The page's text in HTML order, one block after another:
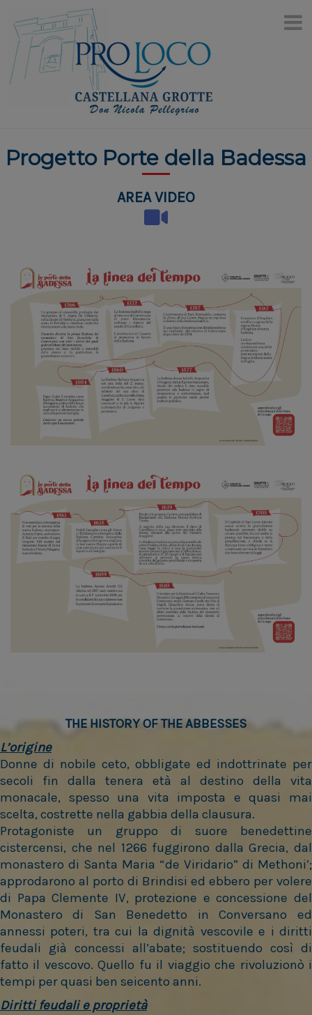
content
Progetto Porte della Badessa
AREA VIDEO
THE HISTORY OF THE ABBESSES
L’origine
Donne di nobile ceto, obbligate ed indottrinate per
secoli fin dalla tenera età al destino della vita
monacale, spesso una vita imposta e quasi mai
scelta, costrette nella gabbia della clausura.
Protagoniste un gruppo di suore benedettine
cistercensi, che nel 1266 fuggirono dalla Grecia, dal
monastero di Santa Maria “de Viridario” di Methoni’;
approdarono al porto di Brindisi ed ebbero per volere
di Papa Clemente IV, protezione e concessione del
Monastero di San Benedetto in Conversano ed
annessi poteri, tra cui la dignità vescovile e i diritti
feudali già concessi all’abate; sostituendo così di
fatto il vescovo. Quello fu il viaggio che rivoluzionò i
tempi per quasi ben seicento anni.
Diritti feudali e proprietà